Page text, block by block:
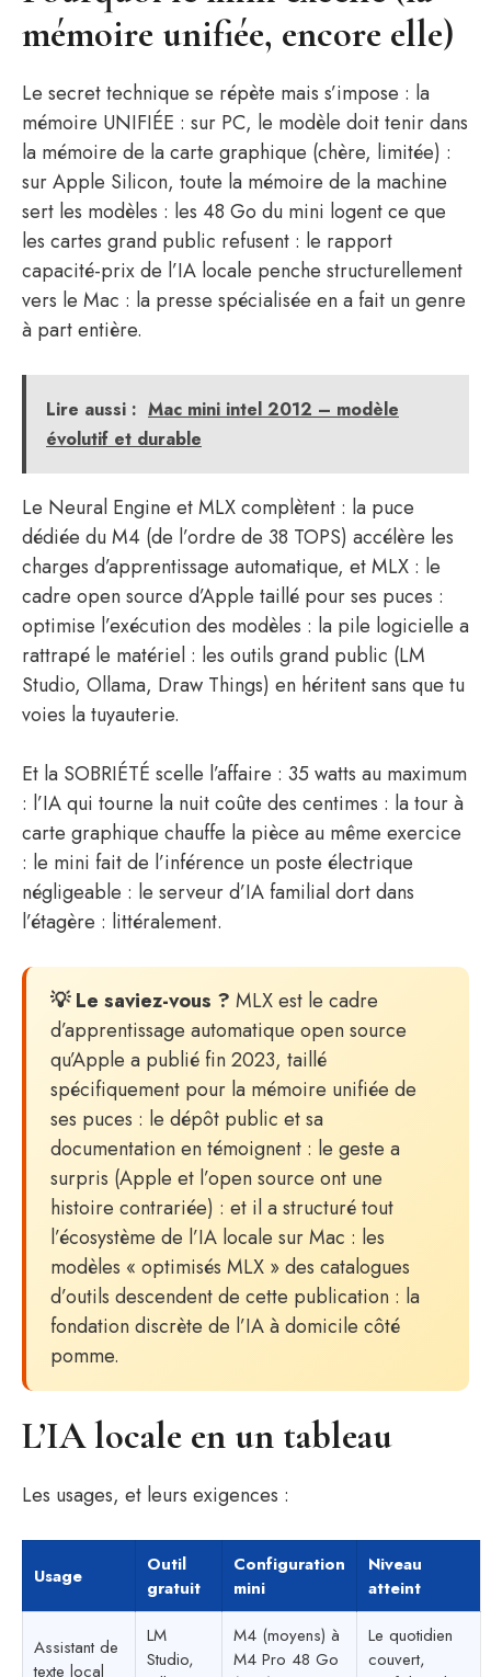
mémoire unifiée, encore elle)
Le secret technique se répète mais s’impose : la
mémoire UNIFIÉE : sur PC, le modèle doit tenir dans
la mémoire de la carte graphique (chère, limitée) :
sur Apple Silicon, toute la mémoire de la machine
sert les modèles : les 48 Go du mini logent ce que
les cartes grand public refusent : le rapport
capacité-prix de l’IA locale penche structurellement
vers le Mac : la presse spécialisée en a fait un genre
à part entière.
Lire aussi : Mac mini intel 2012 – modèle
évolutif et durable
Le Neural Engine et MLX complètent : la puce
dédiée du M4 (de l’ordre de 38 TOPS) accélère les
charges d’apprentissage automatique, et MLX : le
cadre open source d’Apple taillé pour ses puces :
optimise l’exécution des modèles : la pile logicielle a
rattrapé le matériel : les outils grand public (LM
Studio, Ollama, Draw Things) en héritent sans que tu
voies la tuyauterie.
Et la SOBRIÉTÉ scelle l’affaire : 35 watts au maximum
: l’IA qui tourne la nuit coûte des centimes : la tour à
carte graphique chauffe la pièce au même exercice
: le mini fait de l’inférence un poste électrique
négligeable : le serveur d’IA familial dort dans
l’étagère : littéralement.
💡 Le saviez-vous ? MLX est le cadre
d’apprentissage automatique open source
qu’Apple a publié fin 2023, taillé
spécifiquement pour la mémoire unifiée de
ses puces : le dépôt public et sa
documentation en témoignent : le geste a
surpris (Apple et l’open source ont une
histoire contrariée) : et il a structuré tout
l’écosystème de l’IA locale sur Mac : les
modèles « optimisés MLX » des catalogues
d’outils descendent de cette publication : la
fondation discrète de l’IA à domicile côté
pomme.
L’IA locale en un tableau
Les usages, et leurs exigences :
Usage
Outil
gratuit
Configuration
mini
Niveau
atteint
Assistant de
texte local
LM
Studio,
M4 (moyens) à
M4 Pro 48 Go
Le quotidien
couvert,